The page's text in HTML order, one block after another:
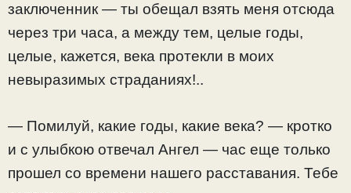
заключенник — ты обещал взять меня отсюда
через три часа, а между тем, целые годы,
целые, кажется, века протекли в моих
невыразимых страданиях!..
— Помилуй, какие годы, какие века? — кротко
и с улыбкою отвечал Ангел — час еще только
прошел со времени нашего расставания. Тебе